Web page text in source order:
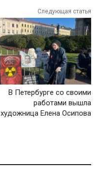
Следующая статья
В Петербурге со своими
работами вышла
художница Елена Осипова